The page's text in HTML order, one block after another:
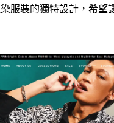
服裝的獨特設計，希望